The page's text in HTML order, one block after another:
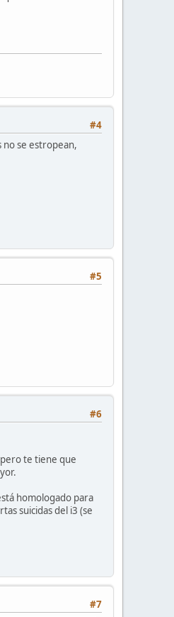
#4
no se estropean,
#5
#6
te tiene que
homologado para
suicidas del i3 (se
#7